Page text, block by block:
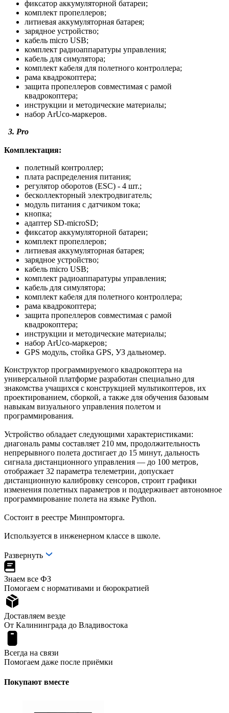
фиксатор аккумуляторной батареи;
комплект пропеллеров;
литиевая аккумуляторная батарея;
зарядное устройство;
кабель micro USB;
комплект радиоаппаратуры управления;
кабель для симулятора;
комплект кабеля для полетного контроллера;
рама квадрокоптера;
защита пропеллеров совместимая с рамой
квадрокоптера;
инструкции и методические материалы;
набор ArUco-маркеров.
3. Pro
Комплектация:
полетный контроллер;
плата распределения питания;
регулятор оборотов (ESC) - 4 шт.;
бесколлекторный электродвигатель;
модуль питания с датчиком тока;
кнопка;
адаптер SD-microSD;
фиксатор аккумуляторной батареи;
комплект пропеллеров;
литиевая аккумуляторная батарея;
зарядное устройство;
кабель micro USB;
комплект радиоаппаратуры управления;
кабель для симулятора;
комплект кабеля для полетного контроллера;
рама квадрокоптера;
защита пропеллеров совместимая с рамой
квадрокоптера;
инструкции и методические материалы;
набор ArUco-маркеров;
GPS модуль, стойка GPS, УЗ дальномер.
Конструктор программируемого квадрокоптера на
универсальной платформе разработан специально для
знакомства учащихся с конструкцией мультикоптеров, их
проектированием, сборкой, а также для обучения базовым
навыкам визуального управления полетом и
программирования.
Устройство обладает следующими характеристиками:
диагональ рамы составляет 210 мм, продолжительность
непрерывного полета достигает до 15 минут, дальность
сигнала дистанционного управления — до 100 метров,
отображает 32 параметра телеметрии, допускает
дистанционную калибровку сенсоров, строит графики
изменения полетных параметров и поддерживает автономное
программирование полета на языке Python.
Состоит в реестре Минпромторга.
Используется в инженерном классе в школе.
Развернуть
Знаем все ФЗ
Помогаем с нормативами и бюрократией
Доставляем везде
От Калининграда до Владивостока
Всегда на связи
Помогаем даже после приёмки
Покупают вместе